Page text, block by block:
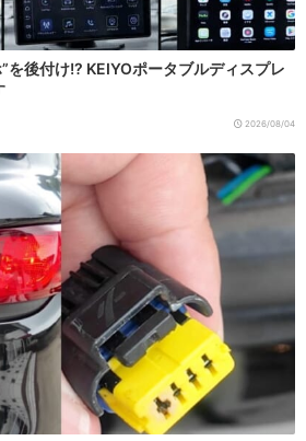
を後付け!? KEIYOポータブルディスプレ
2026/08/04